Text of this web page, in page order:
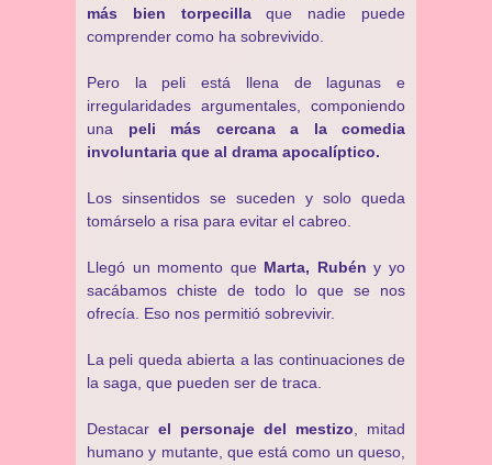
más bien torpecillaque nadie puede
comprender como ha sobrevivido.
Pero la peli está llena de lagunas e
irregularidades argumentales, componiendo
una peli más cercana a la comedia
involuntaria que al drama apocalíptico.
Los sinsentidos se suceden y solo queda
tomárselo a risa para evitar el cabreo.
Llegó un momento que Marta, Rubén y yo
sacábamos chiste de todo lo que se nos
ofrecía. Eso nos permitió sobrevivir.
La peli queda abierta a las continuaciones de
la saga, que pueden ser de traca.
Destacar el personaje del mestizo , mitad
humano y mutante, que está como un queso,